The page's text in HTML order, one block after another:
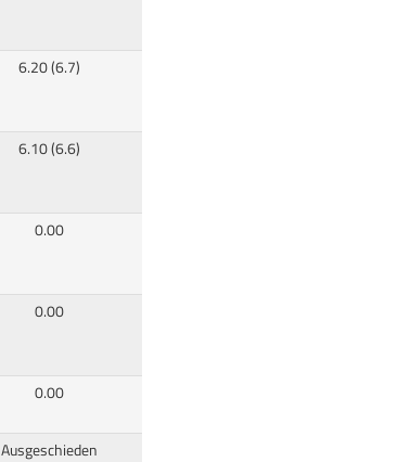
6.20 (6.7)
6.10 (6.6)
0.00
0.00
0.00
Ausgeschieden